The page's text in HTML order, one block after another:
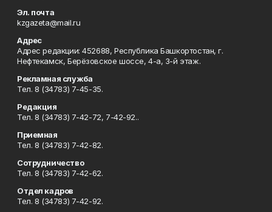
Эл. почта
kzgazeta@mail.ru
Адрес
Адрес редакции: 452688, Республика Башкортостан, г.
Нефтекамск, Берёзовское шоссе, 4-а, 3-й этаж.
Рекламная служба
Тел. 8 (34783) 7-45-35.
Редакция
Тел. 8 (34783) 7-42-72, 7-42-92..
Приемная
Тел. 8 (34783) 7-42-82.
Сотрудничество
Тел. 8 (34783) 7-42-62.
Отдел кадров
Тел. 8 (34783) 7-42-92.